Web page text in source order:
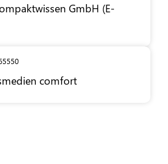
GmbH (E-
comfort